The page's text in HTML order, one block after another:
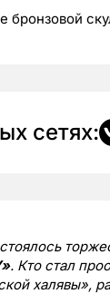
бронзовой
сетях:
. Кто стал
халявы»,